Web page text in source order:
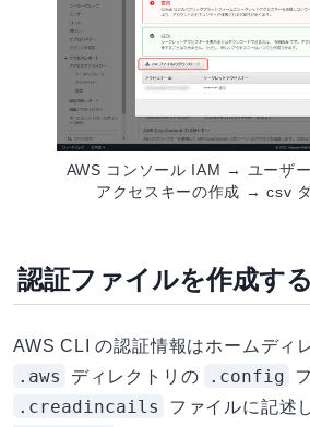
AWS コンソール IAM → ユーザ
アクセスキーの作成 → csv
認証ファイルを作成する
AWS CLI の認証情報はホームディ
.aws ディレクトリの .config
.creadincails ファイルに記述